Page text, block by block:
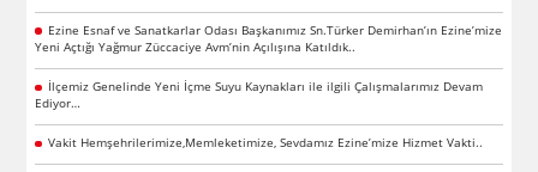
Ezine Esnaf ve Sanatkarlar Odası Başkanımız Sn.Türker Demirhan’ın Ezine’mize
Yeni Açtığı Yağmur Züccaciye Avm’nin Açılışına Katıldık..
İlçemiz Genelinde Yeni İçme Suyu Kaynakları ile ilgili Çalışmalarımız Devam
Ediyor…
Vakit Hemşehrilerimize,Memleketimize, Sevdamız Ezine’mize Hizmet Vakti..